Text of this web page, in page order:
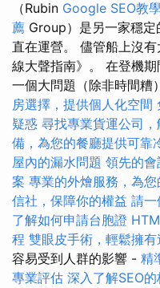
（Rubin Google SEO教
薦 Group）是另一家穩
直在運營。 儘管船上沒
線大聲指南》。 在登機
一個大問題（除非時間糟
房選擇，提供個人化空間
疑惑 尋找專業貨運公司
備，為您的餐廳提供可靠
屋內的漏水問題 領先的
案 專業的外燴服務，為
信社，保障你的權益 請一
了解如何申請台胞證
程 雙眼皮手術，輕鬆擁有
容易受到人群的影響 - 精
專業評估 深入了解SEO